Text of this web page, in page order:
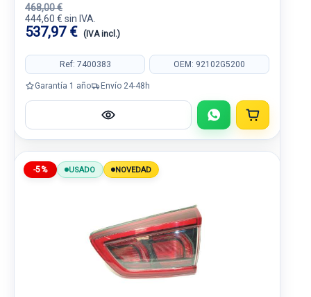
468,00 €
444,60 € sin IVA.
537,97 € (IVA incl.)
Ref: 7400383 OEM: 92102G5200
Garantía 1 año Envío 24-48h
-5% USADO NOVEDAD